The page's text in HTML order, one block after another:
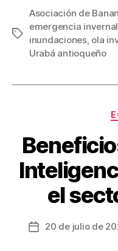
c
e
b
o
tt
er
ail
e
Etiquetas
Asociación de
emergencia invernal
inundaciones, ola
Urabá antioqueño
el
Fecha20 de julio de